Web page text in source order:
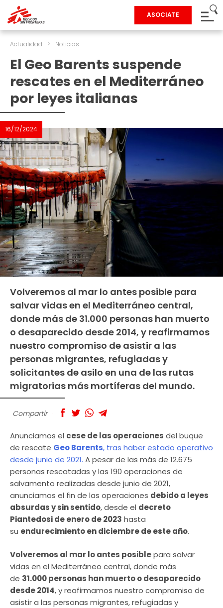
ASOCIATE
Actualidad > Noticias
El Geo Barents suspende
rescates en el Mediterráneo
por leyes italianas
16/12/2024
Volveremos al mar lo antes posible para
salvar vidas en el Mediterráneo central,
donde más de 31.000 personas han muerto
o desaparecido desde 2014, y reafirmamos
nuestro compromiso de asistir a las
personas migrantes, refugiadas y
solicitantes de asilo en una de las rutas
migratorias más mortíferas del mundo.
Compartir
Anunciamos el cese de las operaciones del buque
de rescate Geo Barents, tras haber estado operativo
desde junio de 2021. A pesar de las más de 12.675
personas rescatadas y las 190 operaciones de
salvamento realizadas desde junio de 2021,
anunciamos el fin de las operaciones debido a leyes
absurdas y sin sentido, desde el decreto
Piantedosi de enero de 2023 hasta
su endurecimiento en diciembre de este año.
Volveremos al mar lo antes posiblepara salvar
vidas en el Mediterráneo central, donde más
de 31.000 personas han muerto o desaparecido
desde 2014, y reafirmamos nuestro compromiso de
asistir a las personas migrantes, refugiadas y